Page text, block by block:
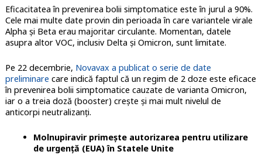
Eficacitatea în prevenirea bolii simptomatice este în jurul a 90%.
Cele mai multe date provin din perioada în care variantele virale
Alpha și Beta erau majoritar circulante. Momentan, datele
asupra altor VOC, inclusiv Delta și Omicron, sunt limitate.
Pe 22 decembrie, Novavax a publicat o serie de date
preliminare care indică faptul că un regim de 2 doze este eficace
în prevenirea bolii simptomatice cauzate de varianta Omicron,
iar o a treia doză (booster) crește și mai mult nivelul de
anticorpi neutralizanți.
Molnupiravir primește autorizarea pentru utilizare
de urgență (EUA) în Statele Unite